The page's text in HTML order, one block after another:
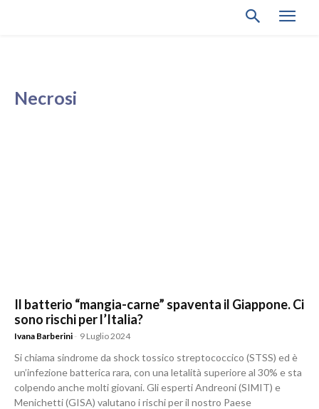
Necrosi
Il batterio “mangia-carne” spaventa il Giappone. Ci
sono rischi per l’Italia?
Ivana Barberini - 9 Luglio 2024
Si chiama sindrome da shock tossico streptococcico (STSS) ed è
un’infezione batterica rara, con una letalità superiore al 30% e sta
colpendo anche molti giovani. Gli esperti Andreoni (SIMIT) e
Menichetti (GISA) valutano i rischi per il nostro Paese